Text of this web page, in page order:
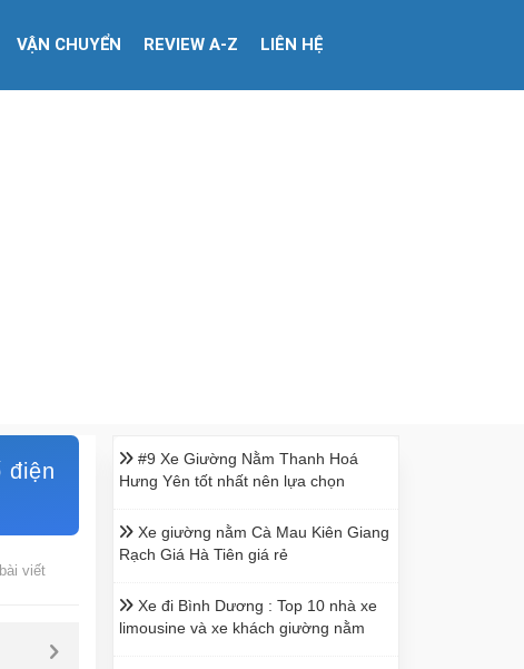
VẬN CHUYỂN REVIEW A-Z LIÊN HỆ
điện
viết
#9 Xe Giường Nằm Thanh Hoá
Hưng Yên tốt nhất nên lựa chọn
Xe giường nằm Cà Mau Kiên Giang
Rạch Giá Hà Tiên giá rẻ
Xe đi Bình Dương : Top 10 nhà xe
limousine và xe khách giường nằm